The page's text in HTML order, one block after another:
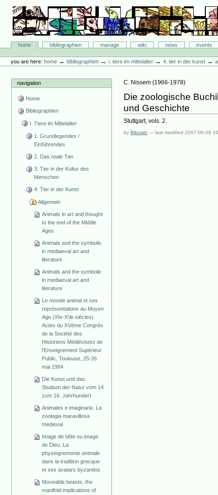
content.
navigation
Bibliographie-Portal
Sectionshome bibliographien manage wiki news
events
tools
you are here: home →bibliographien →i. tiere im mittelalter →4. tier in der kunst →
navigation
Home
Bibliographien
I. Tiere im Mittelalter
1. Grundlegendes /
Einführendes
2. Das reale Tier
3. Tier in der Kultur des
Menschen
4. Tier in der Kunst
Allgemein
Animals in art and thought
to the end of the Middle
Ages
Animals and the symbolic
in mediaeval art and
literature
Animals and the symbolic
in mediaeval art and
literature
Le monde animal et ses
représentations au Moyen
Age (XIe-XVe siècles).
Actes du XVème Congrès
de la Société des
Historiens Médiévistes de
l'Enseignement Supérieur
Public, Toulouse, 25-26
mai 1984
Die Kunst und das
Studium der Natur vom 14.
zum 16. Jahrhundert
Animales e imaginario. La
zoologia maravillosa
medieval
Image de bête ou image
de Dieu. La
physiognomonie animale
dans la tradition grecque
et ses avatars byzantins
Moveable beasts: the
manifold implications of
C. Nissem (1966-1978)
Die zoologische
und Geschichte
Stuttgart, vols. 2.
byBibuser —last modified2007-06-29